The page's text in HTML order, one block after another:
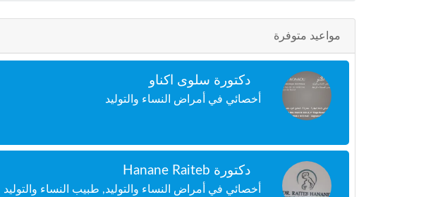
مواعيد متوفرة
دكتورة سلوى اكناو
أخصائي في أمراض النساء والتوليد
دكتورة Hanane Raiteb
أخصائي في أمراض النساء والتوليد, طبيب النساء والتوليد